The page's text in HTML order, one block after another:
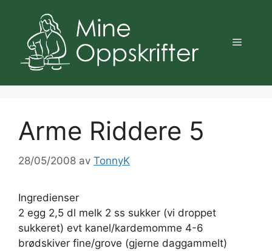
innhold
Meny
Arme Riddere 5
28/05/2008 av TonnyK
Ingredienser
2 egg 2,5 dl melk 2 ss sukker (vi droppet
sukkeret) evt kanel/kardemomme 4-6
brødskiver fine/grove (gjerne daggammelt)